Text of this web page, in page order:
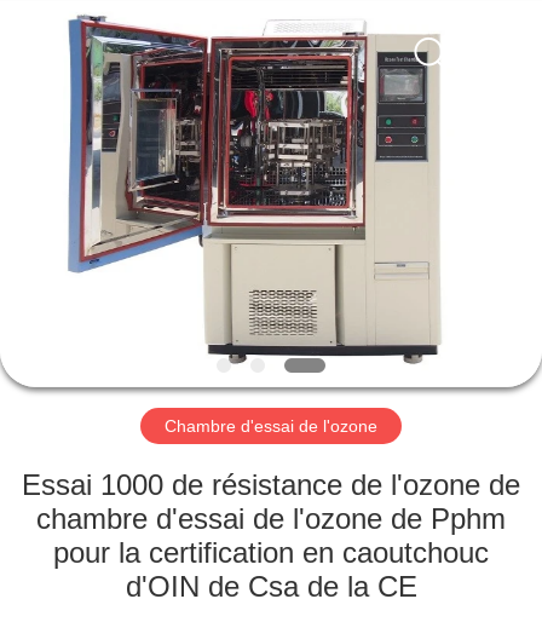
MAISON
PRODUITS
DE
NOUS
VISITE
D'USINE
CONTRÔLE
Chambre d'essai de l'ozone
Essai 1000 de résistance de l'ozone de
chambre d'essai de l'ozone de Pphm
pour la certification en caoutchouc
d'OIN de Csa de la CE